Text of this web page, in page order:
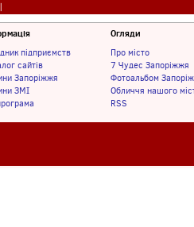
|
підприємств
сайтів
Запоріжжя
ЗМІ
Огляди
Про місто
7 Чудес Запоріжжя
Фотоальбом
Обличчя нашого
RSS